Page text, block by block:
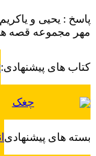
پاسخ : یحیی و
مهر مجموعه قصه
کتاب های پیشنهادی:
چغک
بسته های پیشنهادی